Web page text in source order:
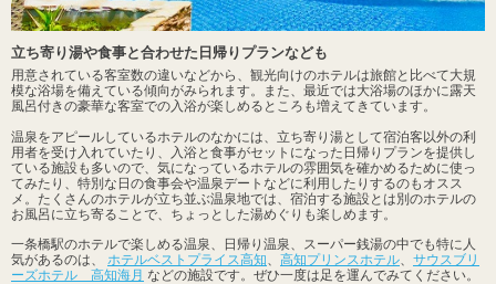
立ち寄り湯や食事と合わせた日帰りプランなども
用意されている客室数の違いなどから、観光向けのホテルは旅館と比べて大規
模な浴場を備えている傾向がみられます。また、最近では大浴場のほかに露天
風呂付きの豪華な客室での入浴が楽しめるところも増えてきています。
温泉をアピールしているホテルのなかには、立ち寄り湯として宿泊客以外の利
用者を受け入れていたり、入浴と食事がセットになった日帰りプランを提供し
ている施設も多いので、気になっているホテルの雰囲気を確かめるために使っ
てみたり、特別な日の食事会や温泉デートなどに利用したりするのもオスス
メ。たくさんのホテルが立ち並ぶ温泉地では、宿泊する施設とは別のホテルの
お風呂に立ち寄ることで、ちょっとした湯めぐりも楽しめます。
一条橋駅のホテルで楽しめる温泉、日帰り温泉、スーパー銭湯の中でも特に人
気があるのは、 ホテルベストプライス高知 高知プリンスホテル
サウスブリ
ーズホテル 高知海月 などの施設です。ぜひ一度は足を運んでみてください。